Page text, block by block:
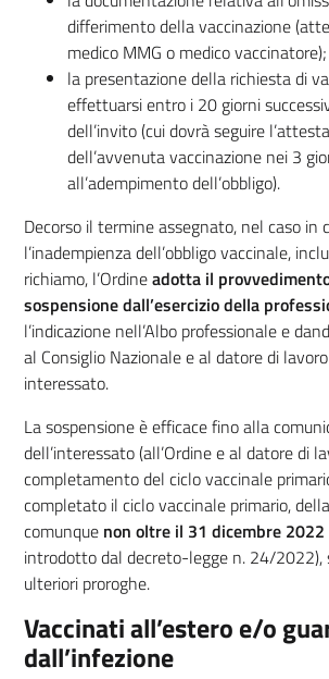
differimento della vaccinazione
medico MMG o medico vaccinatore);
la presentazione della richiesta di
effettuarsi entro i 20 giorni
dell’invito (cui dovrà seguire
dell’avvenuta vaccinazione nei 3
all’adempimento dell’obbligo).
Decorso il termine assegnato, nel caso in
l’inadempienza dell’obbligo vaccinale,
richiamo, l’Ordineadotta il
sospensione dall’esercizio della
l’indicazione nell’Albo professionale e
al Consiglio Nazionale e al datore di
interessato.
La sospensione è efficace fino alla
dell’interessato (all’Ordine e al datore di
completamento del ciclo vaccinale
completato il ciclo vaccinale primario,
comunque non oltre il 31 dicembre 2022
introdotto dal decreto-legge n. 24/2022),
ulteriori proroghe.
Vaccinati all’estero e/o
dall’infezione